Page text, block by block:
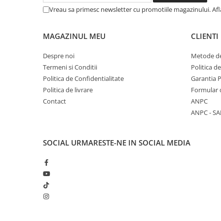
Vreau sa primesc newsletter cu promotiile magazinului.
MAGAZINUL MEU
Despre noi
Termeni si Conditii
Politica de Confidentialitate
Politica de livrare
Contact
CLIENTI
Metode
Politica
Garantia
Formular
ANPC
ANPC -
SOCIAL URMARESTE-NE IN SOCIAL MEDIA